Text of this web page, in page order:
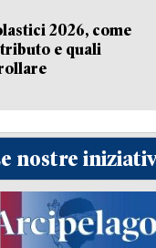
2026, come
e quali
nostre